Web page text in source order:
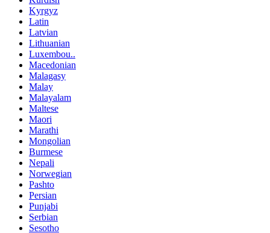
Kyrgyz
Latin
Latvian
Lithuanian
Luxembou..
Macedonian
Malagasy
Malay
Malayalam
Maltese
Maori
Marathi
Mongolian
Burmese
Nepali
Norwegian
Pashto
Persian
Punjabi
Serbian
Sesotho